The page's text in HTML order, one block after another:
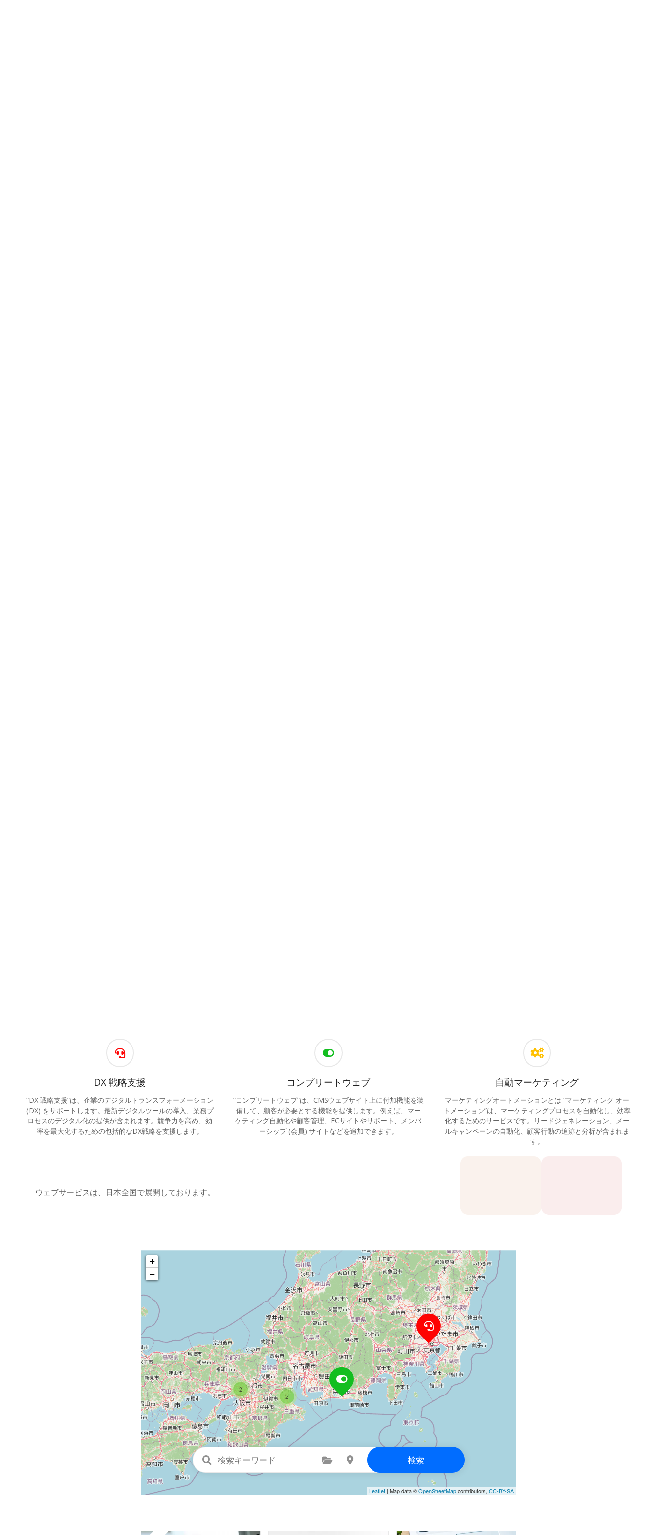
DX 戦略支援
“DX 戦略支援”は、企業のデジタルトランスフォーメーション
(DX) をサポートします。最新デジタルツールの導入、業務プ
ロセスのデジタル化の提供が含まれます。競争力を高め、効
率を最大化するための包括的なDX戦略を支援します。
コンプリートウェブ
”コンプリートウェブ”は、CMSウェブサイト上に付加機能を装
備して、顧客が必要とする機能を提供します。例えば、マー
ケティング自動化や顧客管理、ECサイトやサポート、メンバ
ーシップ (会員) サイトなどを追加できます。
自動マーケティング
マーケティングオートメーションとは “マーケティング オー
トメーション”は、マーケティングプロセスを自動化し、効率
化するためのサービスです。リードジェネレーション、メー
ルキャンペーンの自動化、顧客行動の追跡と分析が含まれま
す。
ウェブサービスは、日本全国で展開しております。
2
2
+
−
Leaflet | Map data ©OpenStreetMapcontributors, CC-BY-SA
カテゴリを選択 検索